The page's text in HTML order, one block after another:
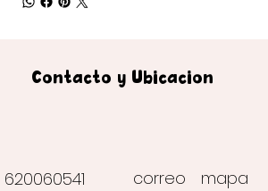
correo
Contacto y Ubicación
620060541 mapa